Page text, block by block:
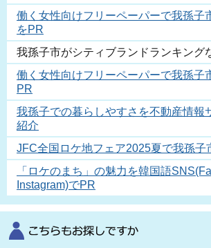
働く女性向けフリーペーパーで我孫子
をPR
我孫子市がシティブランドランキング
働く女性向けフリーペーパーで我孫子
PR
我孫子での暮らしやすさを不動産情報
紹介
JFC全国ロケ地フェア2025夏で我孫子
「ロケのまち」の魅力を韓国語
Instagram)でPR